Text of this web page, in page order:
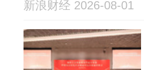
新浪财经 2026-08-01